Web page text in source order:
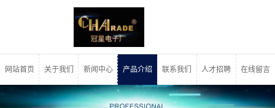
网站首页 关于我们 新闻中心 产品介绍 联系我们 人才招聘 在线留言